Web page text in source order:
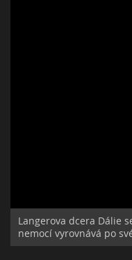
Langerova dcera Dálie
nemocí vyrovnává po